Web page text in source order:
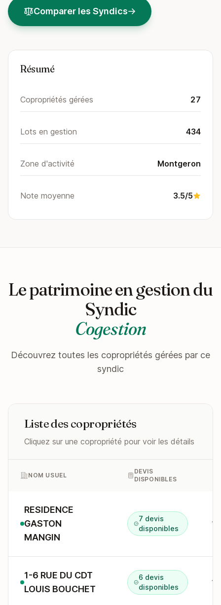
Comparer les Syndics
Résumé
Copropriétés gérées 27
Lots en gestion 434
Zone d'activité Montgeron
Note moyenne 3.5/5
Le patrimoine en gestion du
Syndic
Cogestion
Découvrez toutes les copropriétés gérées par ce
syndic
Liste des copropriétés
Cliquez sur une copropriété pour voir les détails
NOM USUEL
DEVIS
DISPONIBLES
RESIDENCE
GASTON
MANGIN
7 devis
disponibles
1-6 RUE DU CDT
LOUIS BOUCHET
6 devis
disponibles